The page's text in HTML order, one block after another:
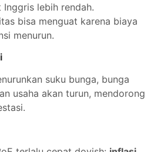
lebih rendah.
bisa menguat karena biaya
menurun.
suku bunga, bunga
usaha akan turun, mendorong